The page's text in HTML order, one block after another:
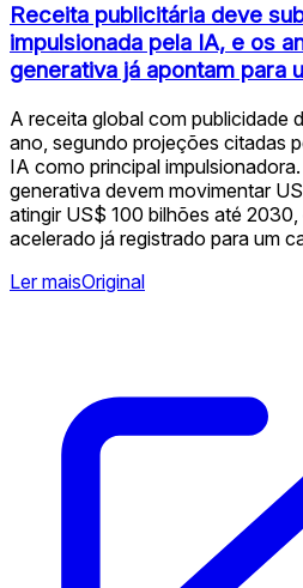
Receita publicitária deve
impulsionada pela IA, e os
generativa já apontam para
A receita global com publicidade
ano, segundo projeções citadas
IA como principal
generativa devem movimentar
atingir US$ 100 bilhões até
acelerado já registrado para um
Ler maisOriginal